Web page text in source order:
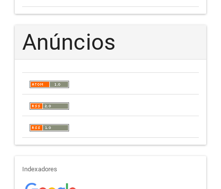
Anúncios
indexadores
Indexadores